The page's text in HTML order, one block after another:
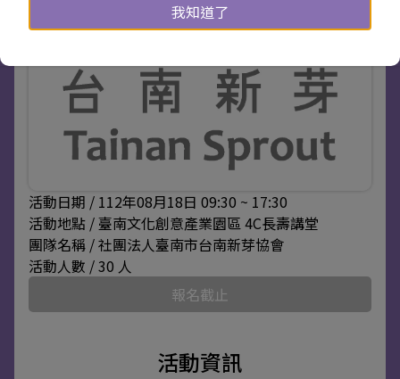
我知道了
活動日期 / 112年08月18日 09:30 ~ 17:30
活動地點 / 臺南文化創意產業園區 4C長壽講堂
團隊名稱 / 社團法人臺南市台南新芽協會
活動人數 / 30 人
報名截止
活動資訊